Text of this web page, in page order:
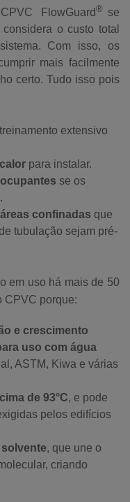
FlowGuard® se
o custo total
Com isso, os
mais facilmente
certo. Tudo isso pois
extensivo
para instalar.
se os
confinadas que
tubulação sejam pré-
em uso há mais de 50
CPVC porque:
e crescimento
uso com água
ASTM, Kiwa e várias
de 93°C, e pode
pelos edifícios
, que une o
criando